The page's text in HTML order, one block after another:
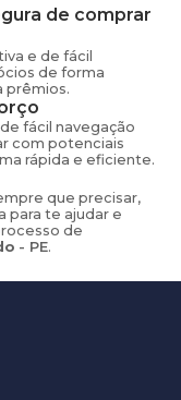
de comprar
e de fácil
de forma
prêmios.
fácil navegação
com potenciais
rápida e eficiente.
que precisar,
para te ajudar e
de
- PE.